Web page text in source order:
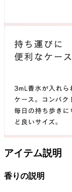
アイテム説明
香りの説明